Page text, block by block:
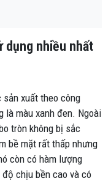
dụng nhiều nhất
xuất theo công
là màu xanh đen. Ngoài
tròn không bị sắc
bề mặt rất thấp nhưng
còn có hàm lượng
chịu bền cao và có